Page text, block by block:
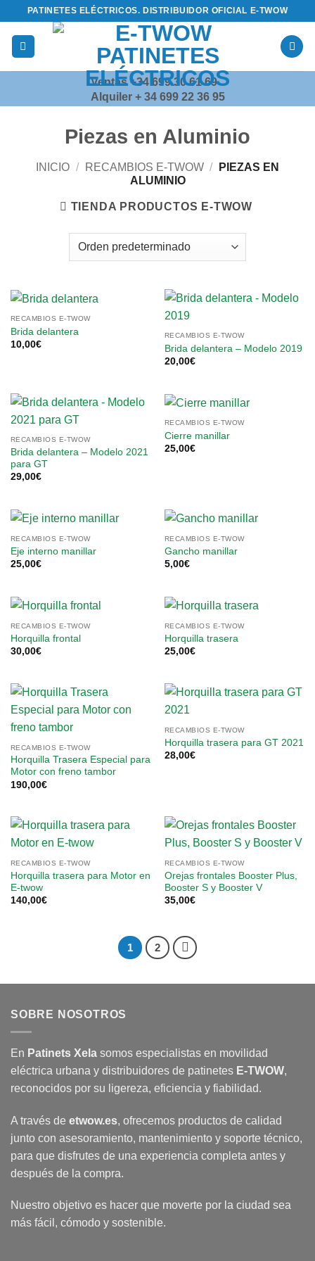
Saltar
al
contenido
PATINETES ELÉCTRICOS. DISTRIBUIDOR OFICIAL E-TWOW
Ventas +34 699 30 61 69
Alquiler + 34 699 22 36 95
Piezas en Aluminio
INICIO / RECAMBIOS E-TWOW /
PIEZAS EN
ALUMINIO
TIENDA PRODUCTOS E-TWOW
RECAMBIOS E-TWOW
Brida delantera
10,00€
RECAMBIOS E-TWOW
Brida delantera – Modelo 2019
20,00€
RECAMBIOS E-TWOW
Brida delantera – Modelo 2021
para GT
29,00€
RECAMBIOS E-TWOW
Cierre manillar
25,00€
RECAMBIOS E-TWOW
Eje interno manillar
25,00€
RECAMBIOS E-TWOW
Gancho manillar
5,00€
RECAMBIOS E-TWOW
Horquilla frontal
30,00€
RECAMBIOS E-TWOW
Horquilla trasera
25,00€
RECAMBIOS E-TWOW
Horquilla Trasera Especial para
Motor con freno tambor
190,00€
RECAMBIOS E-TWOW
Horquilla trasera para GT 2021
28,00€
RECAMBIOS E-TWOW
Horquilla trasera para Motor en
E-twow
140,00€
RECAMBIOS E-TWOW
Orejas frontales Booster Plus,
Booster S y Booster V
35,00€
1 2
SOBRE NOSOTROS
En Patinets Xela somos especialistas en movilidad
eléctrica urbana y distribuidores de patinetes E-TWOW,
reconocidos por su ligereza, eficiencia y fiabilidad.
A través de etwow.es, ofrecemos productos de calidad
junto con asesoramiento, mantenimiento y soporte técnico,
para que disfrutes de una experiencia completa antes y
después de la compra.
Nuestro objetivo es hacer que moverte por la ciudad sea
más fácil, cómodo y sostenible.